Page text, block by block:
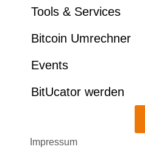
Tools & Services
Bitcoin Umrechner
Events
BitUcator werden
Impressum